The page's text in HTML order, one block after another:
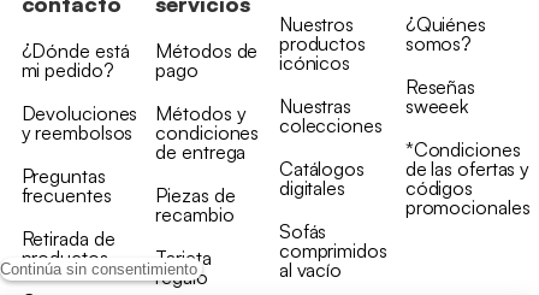
Continúa sin consentimiento
¿Dónde está
mi pedido?
Devoluciones
y reembolsos
Preguntas
frecuentes
Retirada de
productos
Métodos de
pago
Métodos y
condiciones
de entrega
Piezas de
recambio
Tarjeta
regalo
Nuestros
productos
icónicos
Nuestras
colecciones
Catálogos
digitales
Sofás
comprimidos
al vacío
¿Quiénes
somos?
Reseñas
sweeek
*Condiciones
de las ofertas y
códigos
promocionales